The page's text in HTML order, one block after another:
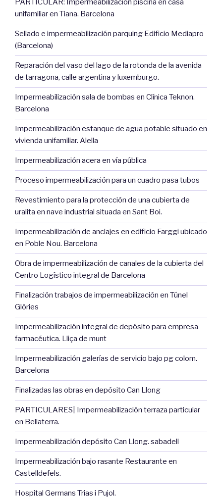
PARTICULAR: Impermeabilización piscina en casa
unifamiliar en Tiana. Barcelona
Sellado e impermeabilización parquing Edificio Mediapro
(Barcelona)
Reparación del vaso del lago de la rotonda de la avenida
de tarragona, calle argentina y luxemburgo.
Impermeabilización sala de bombas en Clínica Teknon.
Barcelona
Impermeabilización estanque de agua potable situado en
vivienda unifamiliar. Alella
Impermeabilización acera en vía pública
Proceso impermeabilización para un cuadro pasa tubos
Revestimiento para la protección de una cubierta de
uralita en nave industrial situada en Sant Boi.
Impermeabilización de anclajes en edificio Farggi ubicado
en Poble Nou. Barcelona
Obra de impermeabilización de canales de la cubierta del
Centro Logístico integral de Barcelona
Finalización trabajos de impermeabilización en Túnel
Glòries
Impermeabilización integral de depósito para empresa
farmacéutica. Lliça de munt
Impermeabilización galerías de servicio bajo pg colom.
Barcelona
Finalizadas las obras en depósito Can Llong
PARTICULARES| Impermeabilización terraza particular
en Bellaterra.
Impermeabilización depósito Can Llong. sabadell
Impermeabilización bajo rasante Restaurante en
Castelldefels.
Hospital Germans Trias i Pujol.